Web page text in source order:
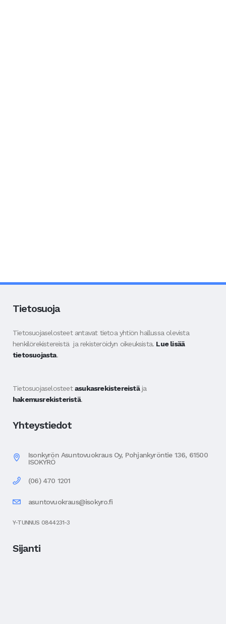
Tietosuoja
Tietosuojaselosteet antavat tietoa yhtiön hallussa olevista
henkilörekistereistä ja rekisteröidyn oikeuksista. Lue lisää
tietosuojasta.
Tietosuojaselosteetasukasrekistereistäja
hakemusrekisteristä.
Yhteystiedot
Isonkyrön Asuntovuokraus Oy, Pohjankyröntie 136, 61500
ISOKYRÖ
(06) 470 1201
asuntovuokraus@isokyro.fi
Y-TUNNUS 0844231-3
Sijanti